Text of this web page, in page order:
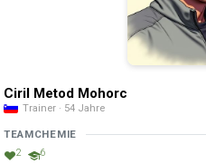
Ciril Metod Mohorc
Trainer · 54 Jahre
TEAMCHEMIE
2 6